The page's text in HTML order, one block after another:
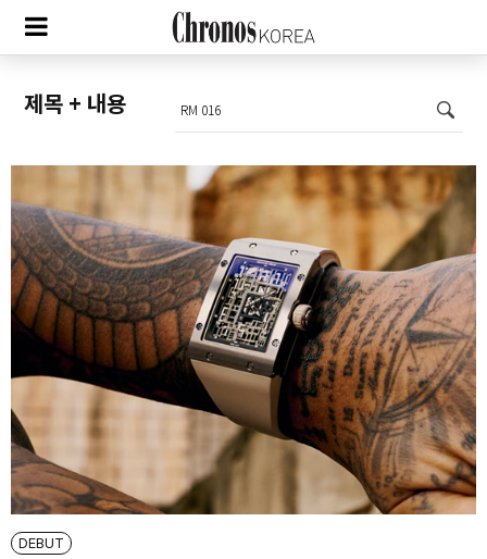
DEBUT